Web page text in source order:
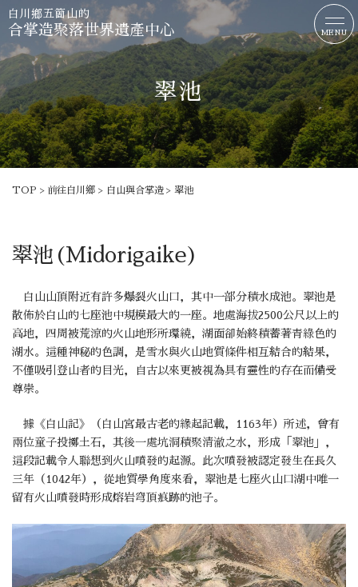
白川鄉 五箇山的
合掌造聚落世界遺產中心 MENU
翠池
TOP 前往白川鄉 白山與合掌造 翠池
翠池(Midorigaike)
白山山頂附近有許多爆裂火山口，其中一部分積水成池。翠池是
散佈於白山的七座池中規模最大的一座。地處海拔2500公尺以上的
高地，四周被荒涼的火山地形所環繞，湖面卻始終積蓄著青綠色的
湖水。這種神秘的色調，是雪水與火山地質條件相互結合的結果，
不僅吸引登山者的目光，自古以來更被視為具有靈性的存在而備受
尊崇。
據《白山記》（白山宮最古老的緣起記載，1163年）所述，曾有
兩位童子投擲土石，其後一處坑洞積聚清澈之水，形成「翠池」，
這段記載令人聯想到火山噴發的起源。此次噴發被認定發生在長久
三年（1042年），從地質學角度來看，翠池是七座火山口湖中唯一
留有火山噴發時形成熔岩穹頂痕跡的池子。